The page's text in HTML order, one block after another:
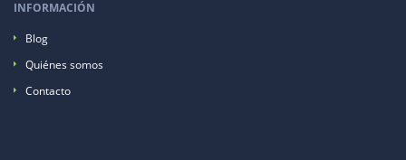
INFORMACIÓN
Blog
Quiénes somos
Contacto